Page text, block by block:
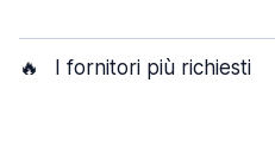
🔥 I fornitori più richiesti